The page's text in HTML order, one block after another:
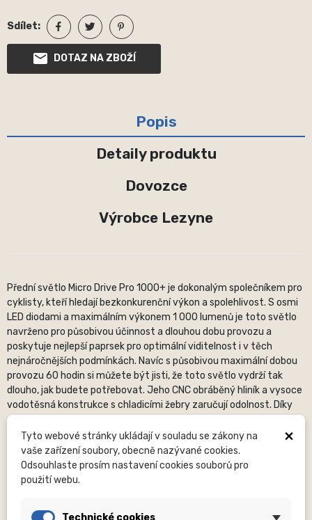
Sdílet:
DOTAZ NA ZBOŽÍ
Popis
Detaily produktu
Dovozce
Výrobce Lezyne
Přední světlo Micro Drive Pro 1000+ je dokonalým společníkem pro
cyklisty, kteří hledají bezkonkurenční výkon a spolehlivost. S osmi
LED diodami a maximálním výkonem 1 000 lumenů je toto světlo
navrženo pro působivou účinnost a dlouhou dobu provozu a
poskytuje nejlepší paprsek pro optimální viditelnost i v těch
nejnáročnějších podmínkách. Navíc s působivou maximální dobou
provozu 60 hodin si můžete být jisti, že toto světlo vydrží tak
dlouho, jak budete potřebovat. Jeho CNC obráběný hliník a vysoce
vodotěsná konstrukce s chladicími žebry zaručují odolnost. Díky
sedmi unikátním výstupním režimům, včetně denního blikání, a
vodotěsnému nabíjení přes USB-C (kabel není součástí balení),
nabízí Micro Drive Pro 1000+ přizpůsobitelné možnosti osvětlení
pro větší bezpečnost a pohodlí. Je důkladně testováno podle
standardů vodotěsnosti IPX7 a je vyrobeno tak, aby odolalo
×
Tyto webové stránky ukládají v souladu se zákony na
vaše zařízení soubory, obecně nazývané cookies.
Odsouhlaste prosím nastavení cookies souborů pro
použití webu.
Technické cookies